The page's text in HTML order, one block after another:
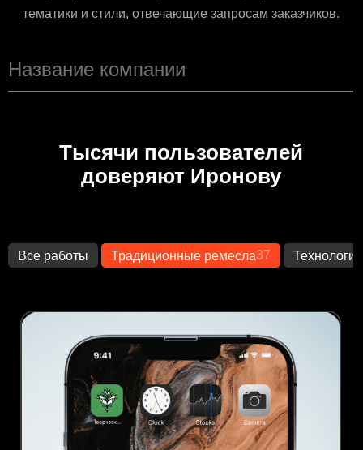
тематики и стили, отвечающие запросам заказчиков.
Тысячи пользователей
доверяют Иронову
Все работы Традиционные ремесла37 Технологии